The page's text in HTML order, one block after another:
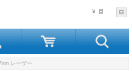
¥
レーザー